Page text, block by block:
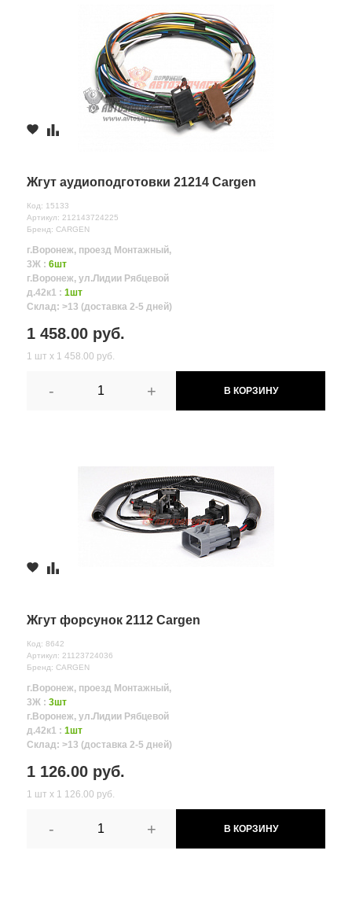
Жгут аудиоподготовки 21214 Cargen
Код: 15133
Артикул: 212143724225
Бренд: CARGEN
г.Воронеж, проезд Монтажный,
3Ж : 6шт
г.Воронеж, ул.Лидии Рябцевой
д.42к1 : 1шт
Склад: >13 (доставка 2-5 дней)
1 458.00 руб.
1 шт х 1 458.00 руб.
- + В КОРЗИНУ
Жгут форсунок 2112 Cargen
Код: 8642
Артикул: 21123724036
Бренд: CARGEN
г.Воронеж, проезд Монтажный,
3Ж : 3шт
г.Воронеж, ул.Лидии Рябцевой
д.42к1 : 1шт
Склад: >13 (доставка 2-5 дней)
1 126.00 руб.
1 шт х 1 126.00 руб.
- + В КОРЗИНУ